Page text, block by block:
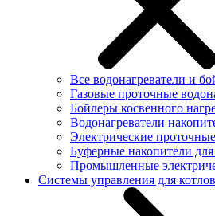
Все водонагреватели и
Газовые проточные
Бойлеры косвенного
Водонагреватели
Электрические
Буферные накопители
Промышленные
Системы управления для котлов